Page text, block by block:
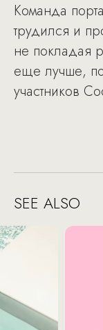
Команда
трудился и
не покладая
еще лучше,
участников
SEE ALSO